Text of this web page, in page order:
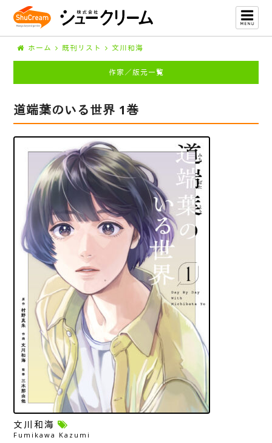
ホーム 既刊リスト 文川和海
作家／版元一覧
道端葉のいる世界 1巻
文川和海
Fumikawa Kazumi